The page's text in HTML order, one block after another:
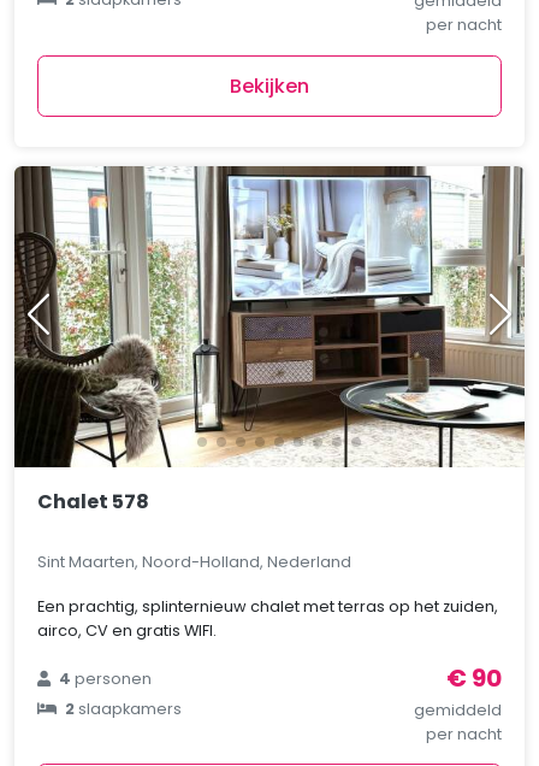
per nacht
Bekijken
Chalet 578
Sint Maarten, Noord-Holland, Nederland
Een prachtig, splinternieuw chalet met terras op het zuiden,
airco, CV en gratis WIFI.
4personen
2slaapkamers
€ 90
gemiddeld
per nacht